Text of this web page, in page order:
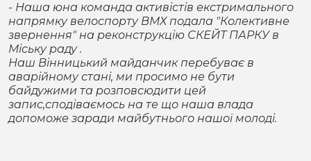
- Наша юна команда активістів екстримального
напрямку велоспорту ВМХ подала "Колективне
звернення" на реконструкцію СКЕЙТ ПАРКУ в
Міську раду .
Наш Вінницький майданчик перебуває в
аварійному стані, ми просимо не бути
байдужими та розповсюдити цей
запис,сподіваємось на те що наша влада
допоможе заради майбутнього нашої молоді.